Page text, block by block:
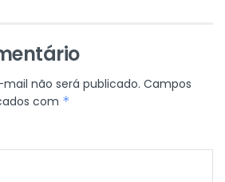
não será publicado. Campos
com *